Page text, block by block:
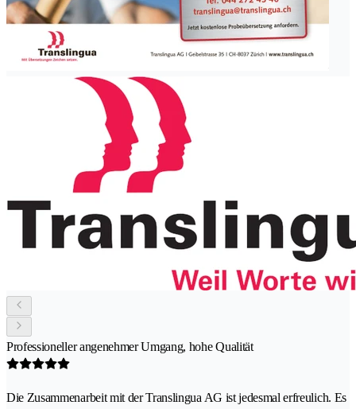
Professioneller angenehmer Umgang, hohe Qualität
Die Zusammenarbeit mit der Translingua AG ist jedesmal erfreulich. Es